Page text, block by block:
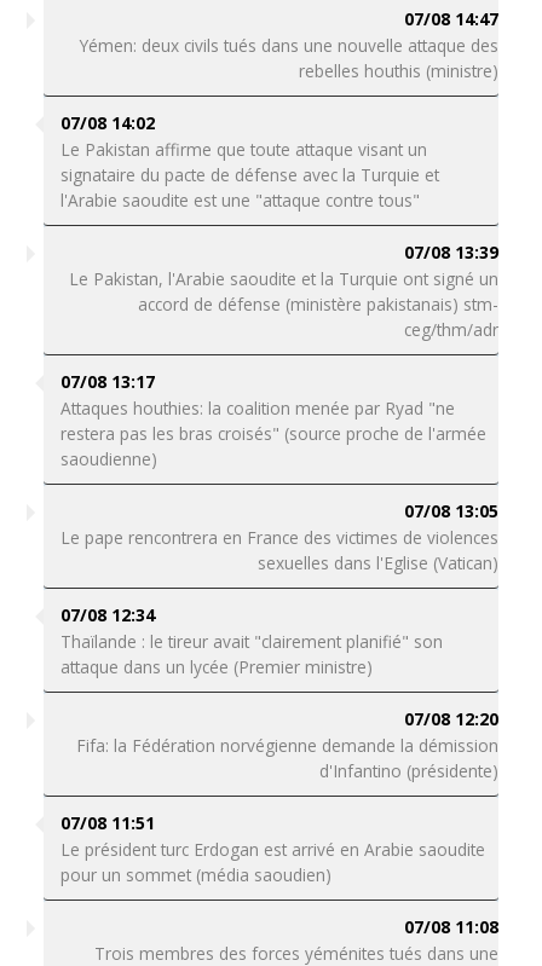
07/08 14:47
Yémen: deux civils tués dans une nouvelle attaque des
rebelles houthis (ministre)
07/08 14:02
Le Pakistan affirme que toute attaque visant un
signataire du pacte de défense avec la Turquie et
l'Arabie saoudite est une "attaque contre tous"
07/08 13:39
Le Pakistan, l'Arabie saoudite et la Turquie ont signé un
accord de défense (ministère pakistanais) stm-
ceg/thm/adr
07/08 13:17
Attaques houthies: la coalition menée par Ryad "ne
restera pas les bras croisés" (source proche de l'armée
saoudienne)
07/08 13:05
Le pape rencontrera en France des victimes de violences
sexuelles dans l'Eglise (Vatican)
07/08 12:34
Thaïlande : le tireur avait "clairement planifié" son
attaque dans un lycée (Premier ministre)
07/08 12:20
Fifa: la Fédération norvégienne demande la démission
d'Infantino (présidente)
07/08 11:51
Le président turc Erdogan est arrivé en Arabie saoudite
pour un sommet (média saoudien)
07/08 11:08
Trois membres des forces yéménites tués dans une